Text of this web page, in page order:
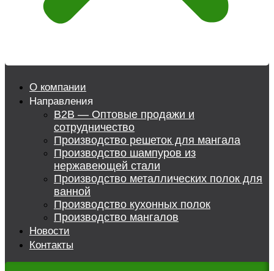
О компании
Направления
B2B — Оптовые продажи и
сотрудничество
Производство решеток для мангала
Производство шампуров из
нержавеющей стали
Производство металлических полок для
ванной
Производство кухонных полок
Производство мангалов
Новости
Контакты